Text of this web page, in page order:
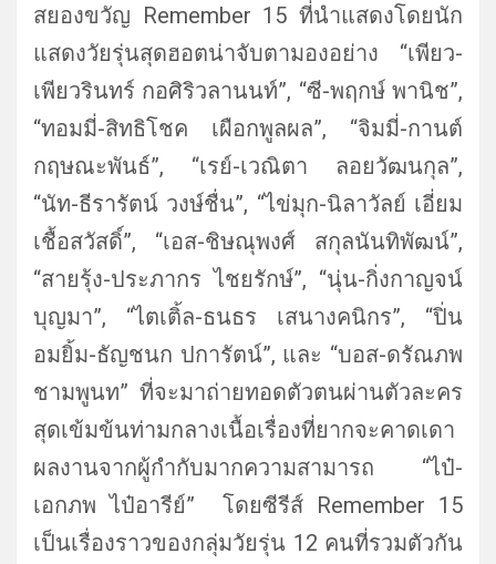
สยองขวัญ Remember 15 ที่นำแสดงโดยนัก
แสดงวัยรุ่นสุดฮอตน่าจับตามองอย่าง “เพียว-
เพียวรินทร์ กอศิริวลานนท์”, “ซี-พฤกษ์ พานิช”,
“ทอมมี่-สิทธิโชค เผือกพูลผล”, “จิมมี่-กานต์
กฤษณะพันธ์”, “เรย์-เวณิตา ลอยวัฒนกุล”,
“นัท-ธีรารัตน์ วงษ์ชื่น”, “ไข่มุก-นิลาวัลย์ เอี่ยม
เชื้อสวัสดิ์”, “เอส-ชิษณุพงศ์ สกุลนันทิพัฒน์”,
“สายรุ้ง-ประภากร ไชยรักษ์”, “นุ่น-กิ่งกาญจน์
บุญมา”, “ไตเติ้ล-ธนธร เสนางคนิกร”, “ปิ่น
อมยิ้ม-ธัญชนก ปการัตน์”, และ “บอส-ดรัณภพ
ชามพูนท” ที่จะมาถ่ายทอดตัวตนผ่านตัวละคร
สุดเข้มข้นท่ามกลางเนื้อเรื่องที่ยากจะคาดเดา
ผลงานจากผู้กำกับมากความสามารถ “ไป๋-
เอกภพ ไป๋อารีย์” โดยซีรีส์ Remember 15
เป็นเรื่องราวของกลุ่มวัยรุ่น 12 คนที่รวมตัวกัน